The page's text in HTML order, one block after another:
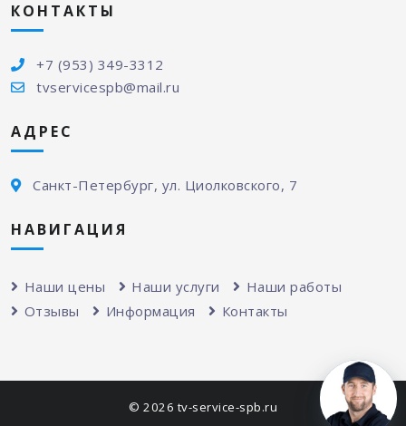
КОНТАКТЫ
+7 (953) 349-3312
tvservicespb@mail.ru
АДРЕС
Санкт-Петербург, ул. Циолковского, 7
НАВИГАЦИЯ
Наши цены Наши услуги
Наши работы
Отзывы
Информация Контакты
© 2026 tv-service-spb.ru